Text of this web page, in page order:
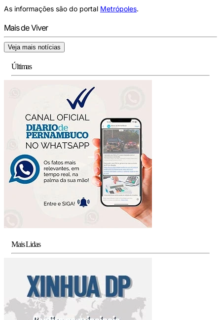
As informações são do portal Metrópoles.
Mais de Viver
Veja mais notícias
Últimas
Mais Lidas